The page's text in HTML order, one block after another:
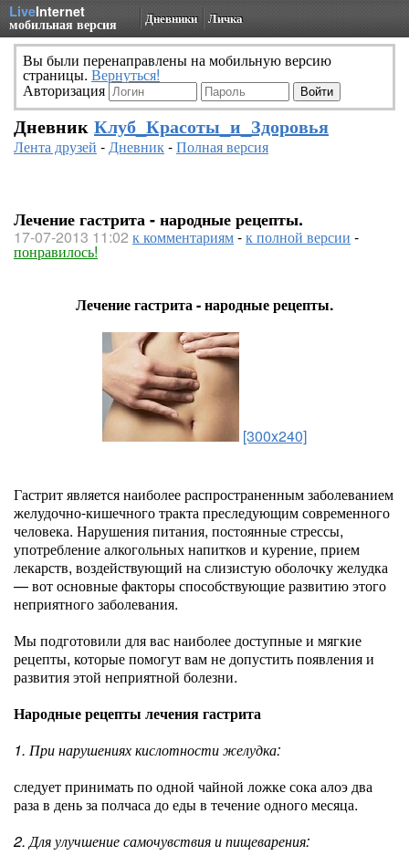
LiveInternet
мобильная версия Дневники Личка
Вы были перенаправлены на мобильную версию
страницы. Вернуться!
Авторизация
Дневник Клуб_Красоты_и_Здоровья
Лента друзей -Дневник-Полная версия
Лечение гастрита - народные рецепты.
17-07-2013 11:02 к комментариям-к полной версии -
понравилось!
Лечение гастрита - народные рецепты.
[300x240]
Гастрит является наиболее распространенным заболеванием
желудочно-кишечного тракта преследующим современного
человека. Нарушения питания, постоянные стрессы,
употребление алкогольных напитков и курение, прием
лекарств, воздействующий на слизистую оболочку желудка
— вот основные факторы способствующие развитию этого
неприятного заболевания.
Мы подготовили для вас наиболее доступные и мягкие
рецепты, которые помогут вам не допустить появления и
развития этой неприятной болезни.
Народные рецепты лечения гастрита
1. При нарушениях кислотности желудка:
следует принимать по одной чайной ложке сока алоэ два
раза в день за полчаса до еды в течение одного месяца.
2. Для улучшение самочувствия и пищеварения: